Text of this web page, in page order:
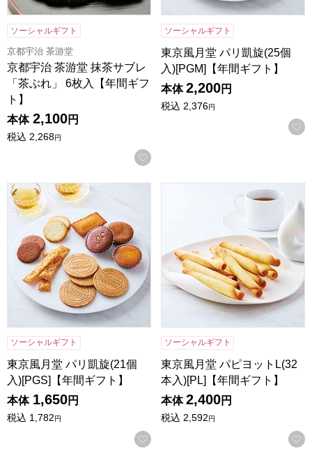
ソーシャルギフト
京都宇治 茶游堂
京都宇治 茶游堂 抹茶サブレ
「茶ぶれ」 6枚入【年間ギフ
ト】
本体 2,100円
税込 2,268円
お気に入りに登録する
ソーシャルギフト
東京風月堂 パリ凱旋(25個
入)[PGM]【年間ギフト】
本体 2,200円
税込 2,376円
東京風月堂 パリ凱旋(21個入)[PGS]【年間ギフト】
ソーシャルギフト
東京風月堂 パリ凱旋(21個
入)[PGS]【年間ギフト】
本体 1,650円
税込 1,782円
お気に入りに登録する
東京風月堂 パピヨットL(32
ソーシャルギフト
東京風月堂 パピヨットL(32
本入)[PL]【年間ギフト】
本体 2,400円
税込 2,592円